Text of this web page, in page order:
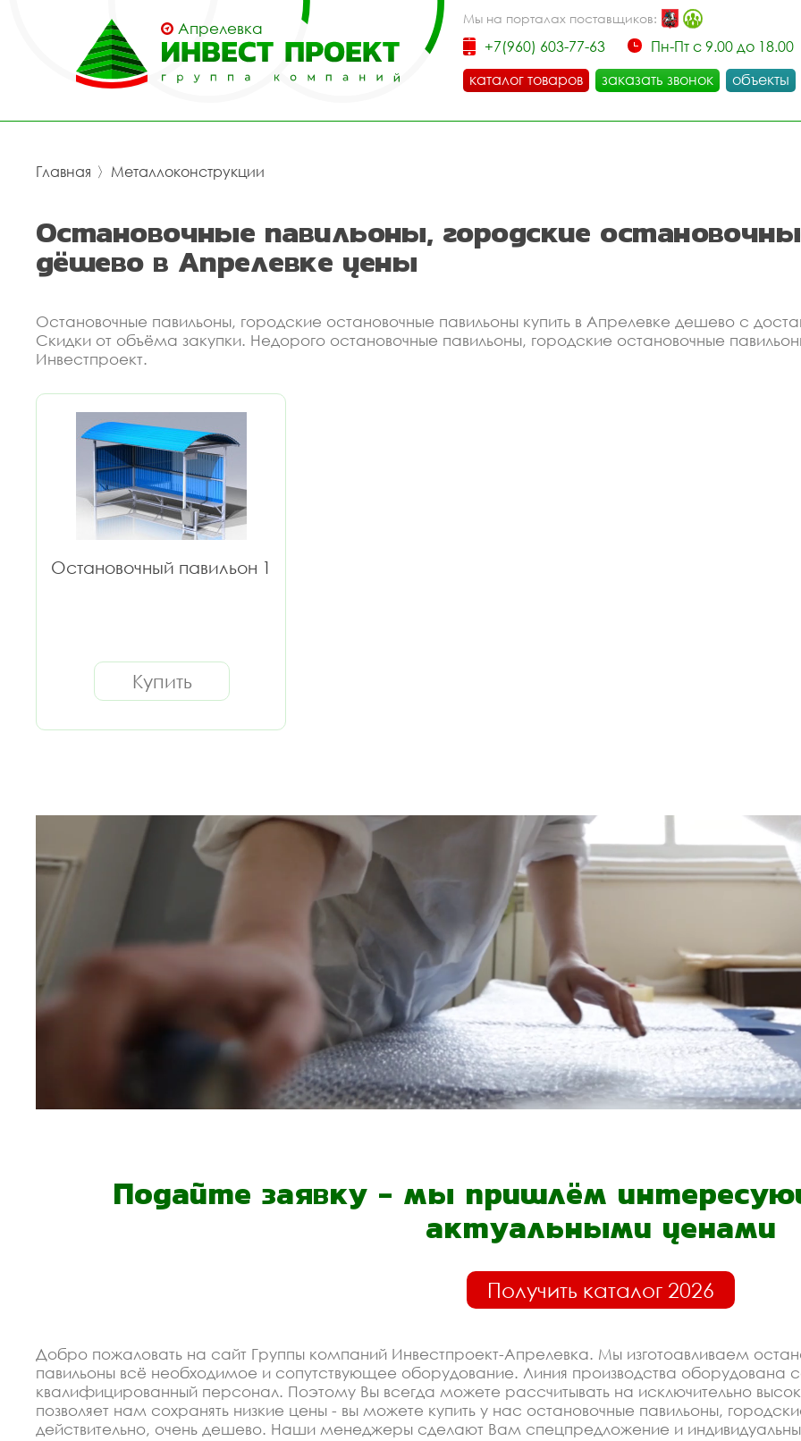
Апрелевка
Мы на порталах поставщиков:
+7(960) 603-77-63
Пн-Пт с 9.00 до 18.00
каталог товаров
заказать звонок объекты
Главная 〉 Металлоконструкции
Остановочные павильоны, городские
дёшево в Апрелевке цены
Остановочные павильоны, городские остановочные павильоны купить в Апрелевке дешево с
Скидки от объёма закупки. Недорого остановочные павильоны, городские остановочные
Инвестпроект.
Остановочный павильон 1
Купить
Подайте заявку - мы пришлём
актуальными ценами
Получить каталог 2026
Добро пожаловать на сайт Группы компаний Инвестпроект-Апрелевка. Мы изготоавливаем
павильоны всё необходимое и сопутствующее оборудование. Линия производства
квалифицированный персонал. Поэтому Вы всегда можете рассчитывать на исключительно
позволяет нам сохранять низкие цены - вы можете купить у нас остановочные павильоны,
действительно, очень дешево. Наши менеджеры сделают Вам спецпредложение и